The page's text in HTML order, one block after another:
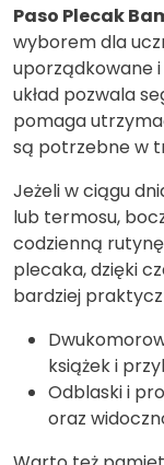
Paso Plecak
wyborem dla
uporządkowane
układ pozwala
pomaga
są potrzebne w
Jeżeli w ciągu
lub termosu,
codzienną
plecaka, dzięki
bardziej
książek i
Odblaski i
oraz